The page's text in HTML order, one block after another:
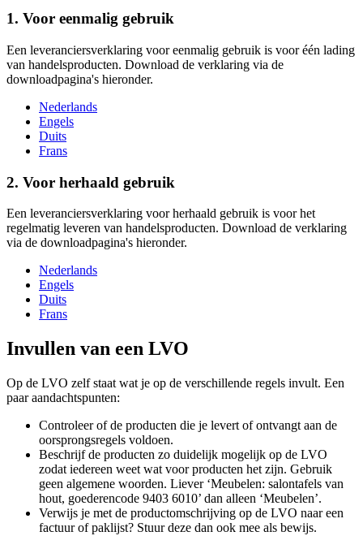
1. Voor eenmalig gebruik
Een leveranciersverklaring voor eenmalig gebruik is voor één lading
van handelsproducten. Download de verklaring via de
downloadpagina's hieronder.
Nederlands
Engels
Duits
Frans
2. Voor herhaald gebruik
Een leveranciersverklaring voor herhaald gebruik is voor het
regelmatig leveren van handelsproducten. Download de verklaring
via de downloadpagina's hieronder.
Nederlands
Engels
Duits
Frans
Invullen van een LVO
Op de LVO zelf staat wat je op de verschillende regels invult. Een
paar aandachtspunten:
Controleer of de producten die je levert of ontvangt aan de
oorsprongsregels voldoen.
Beschrijf de producten zo duidelijk mogelijk op de LVO
zodat iedereen weet wat voor producten het zijn. Gebruik
geen algemene woorden. Liever ‘Meubelen: salontafels van
hout, goederencode 9403 6010’ dan alleen ‘Meubelen’.
Verwijs je met de productomschrijving op de LVO naar een
factuur of paklijst? Stuur deze dan ook mee als bewijs.